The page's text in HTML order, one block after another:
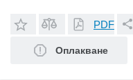
PDF
Оплакване